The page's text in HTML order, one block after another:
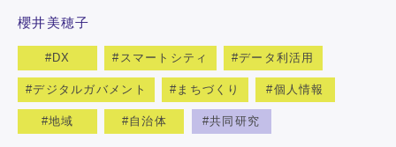
櫻井美穂子
DX スマートシティ データ利活用
デジタルガバメント まちづくり 個人情報
地域 自治体 共同研究